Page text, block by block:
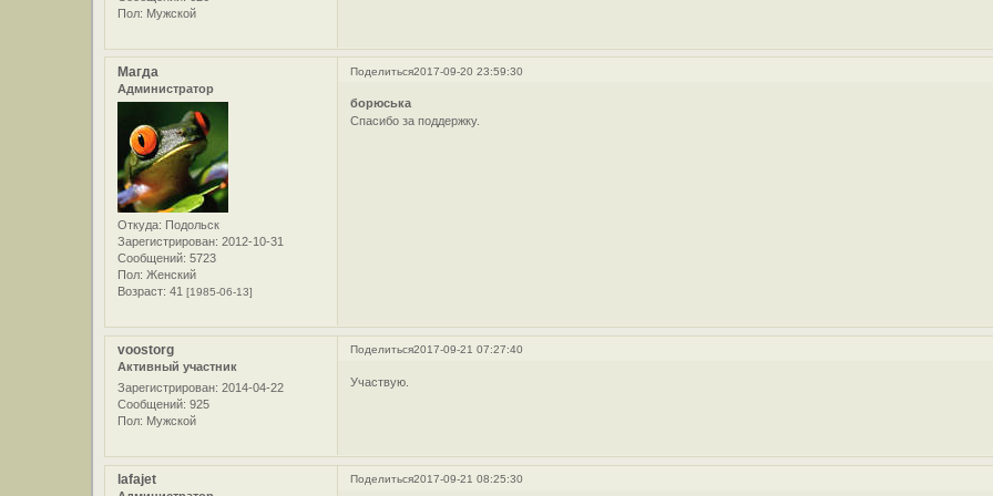
Пол: Мужской
Поделиться2017-09-20 23:59:30
Магда
Администратор
Откуда: Подольск
Зарегистрирован: 2012-10-31
Сообщений: 5723
Пол: Женский
Возраст: 41[1985-06-13]
борюська
Спасибо за поддержку.
Поделиться2017-09-21 07:27:40
voostorg
Активный участник
Зарегистрирован: 2014-04-22
Сообщений: 925
Пол: Мужской
Участвую.
Поделиться2017-09-21 08:25:30
lafajet